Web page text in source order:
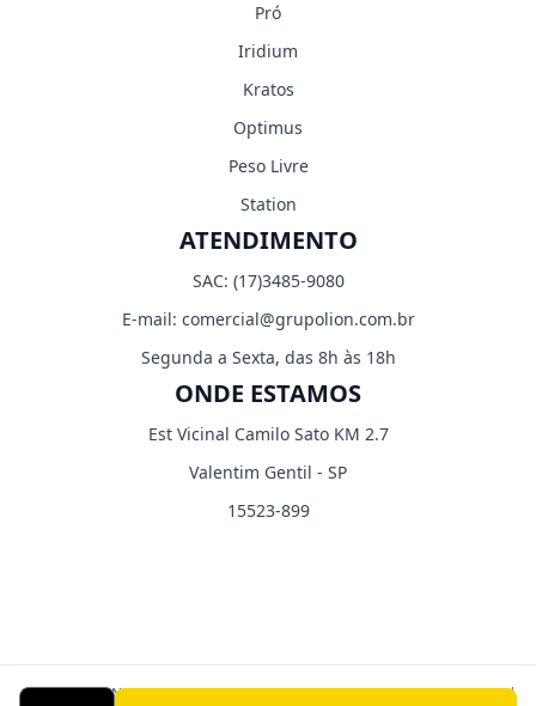
Pró
Iridium
Kratos
Optimus
Peso Livre
Station
ATENDIMENTO
SAC: (17)3485-9080
E-mail: comercial@grupolion.com.br
Segunda a Sexta, das 8h às 18h
ONDE ESTAMOS
Est Vicinal Camilo Sato KM 2.7
Valentim Gentil - SP
15523-899
CORP LIGHT INDUSTRIA E COMERCIO EIRELI - CNPJ: 03.529.804/0001-70 |